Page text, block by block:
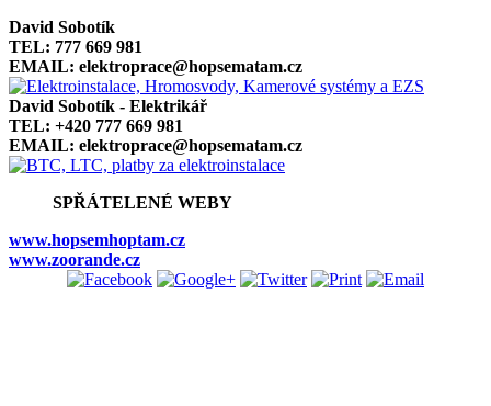
David Sobotík
TEL: 777 669 981
EMAIL: elektroprace@hopsematam.cz
David Sobotík - Elektrikář
TEL: +420 777 669 981
EMAIL: elektroprace@hopsematam.cz
SPŘÁTELENÉ WEBY
www.hopsemhoptam.cz
www.zoorande.cz